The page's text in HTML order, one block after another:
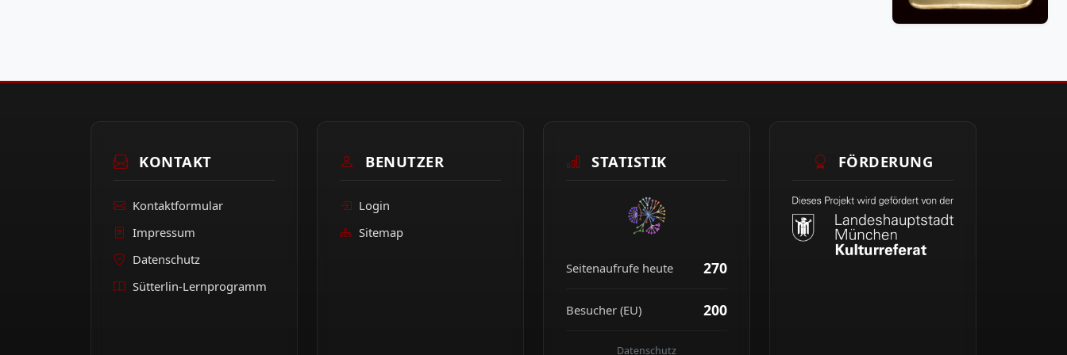
KONTAKT
Kontaktformular
Impressum
Datenschutz
Sütterlin-Lernprogramm
BENUTZER
Login
Sitemap
STATISTIK
Seitenaufrufe heute 270
Besucher (EU) 200
Datenschutz
FÖRDERUNG